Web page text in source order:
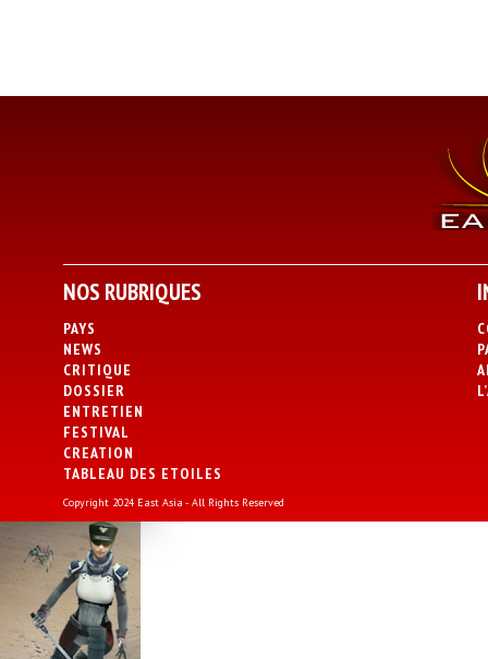
NOS RUBRIQUES
PAYS
NEWS
CRITIQUE
DOSSIER
ENTRETIEN
FESTIVAL
CREATION
TABLEAU DES ETOILES
Copyright 2024 East Asia - All Rights Reserved